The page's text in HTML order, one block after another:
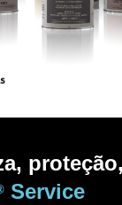
Service